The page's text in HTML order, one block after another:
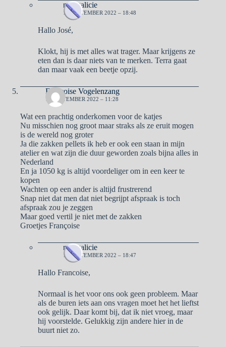
naargalicie
16 SEPTEMBER 2022 – 18:48
Hallo José,
Klokt, hij is met alles wat trager. Maar krijgens ze
eten dan is daar niets van te merken. Terra gaat
dan maar vaak een beetje opzij.
Francoise Vogelenzang
16 SEPTEMBER 2022 – 11:28
Wat een prachtig onderkomen voor de katjes
Nu misschien nog groot maar straks als ze eruit mogen
is de wereld nog groter
Ja die zakken pellets ik heb er ook een staan in mijn
atelier en wat zijn die duur geworden zoals bijna alles in
Nederland
En ja 1050 kg is altijd voordeliger om in een keer te
kopen
Wachten op een ander is altijd frustrerend
Snap niet dat men dat niet begrijpt afspraak is toch
afspraak zou je zeggen
Maar goed vertil je niet met de zakken
Groetjes Françoise
naargalicie
16 SEPTEMBER 2022 – 18:47
Hallo Francoise,
Normaal is het voor ons ook geen probleem. Maar
als de buren iets aan ons vragen moet het het lieftst
ook gelijk. Daar komt bij, dat ik niet vroeg, maar
hij voorstelde. Gelukkig zijn andere hier in de
buurt niet zo.